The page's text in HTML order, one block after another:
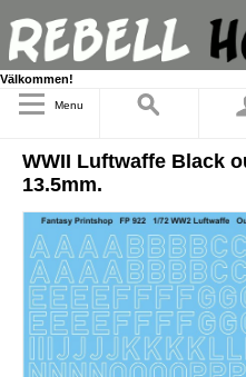
Välkommen!
Menu
WWII Luftwaffe Black
13.5mm.